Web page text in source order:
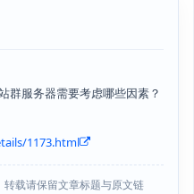
群服务器需要考虑哪些因素？
1173.html
载请保留文章标题与原文链